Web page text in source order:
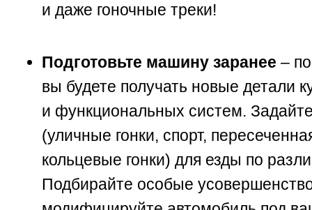
и даже гоночные треки!
Подготовьте машину заранее –
вы будете получать новые детали
и функциональных систем.
(уличные гонки, спорт,
кольцевые гонки) для езды по
Подбирайте особые